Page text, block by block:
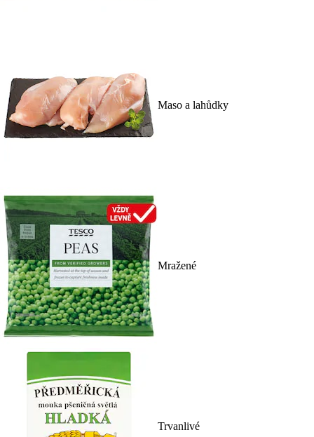
Maso a lahůdky
Mražené
Trvanlivé